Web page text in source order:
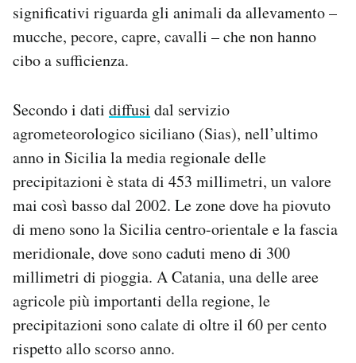
Esci
significativi riguarda gli animali da allevamento –
mucche, pecore, capre, cavalli – che non hanno
cibo a sufficienza.
Secondo i dati diffusi dal servizio
agrometeorologico siciliano (Sias), nell’ultimo
anno in Sicilia la media regionale delle
precipitazioni è stata di 453 millimetri, un valore
mai così basso dal 2002. Le zone dove ha piovuto
di meno sono la Sicilia centro-orientale e la fascia
meridionale, dove sono caduti meno di 300
millimetri di pioggia. A Catania, una delle aree
agricole più importanti della regione, le
precipitazioni sono calate di oltre il 60 per cento
rispetto allo scorso anno.